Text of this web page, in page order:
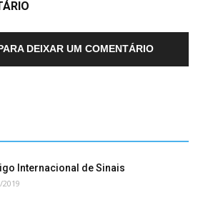
DEIXAR UM COMENTÁRIO
Internacional de Sinais